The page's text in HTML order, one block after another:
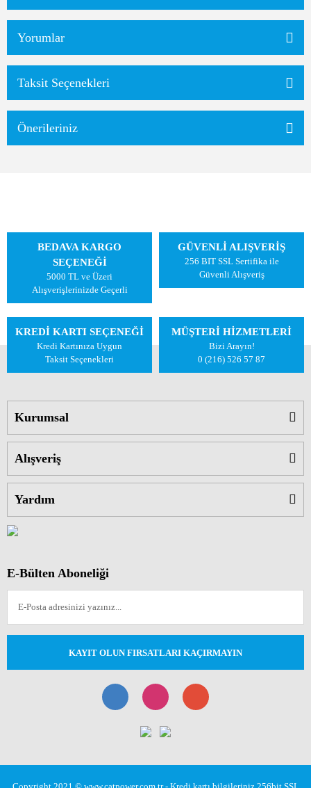
Yorumlar
Taksit Seçenekleri
Önerileriniz
BEDAVA KARGO
SEÇENEĞİ
5000 TL ve Üzeri
Alışverişlerinizde Geçerli
GÜVENLİ ALIŞVERİŞ
256 BIT SSL Sertifika ile
Güvenli Alışveriş
KREDİ KARTI SEÇENEĞİ
Kredi Kartınıza Uygun
Taksit Seçenekleri
MÜŞTERİ HİZMETLERİ
Bizi Arayın!
0 (216) 526 57 87
Kurumsal
Alışveriş
Yardım
E-Bülten Aboneliği
KAYIT OLUN FIRSATLARI KAÇIRMAYIN
Copyright 2021 © www.catpower.com.tr - Kredi kartı bilgileriniz 256bit SSL